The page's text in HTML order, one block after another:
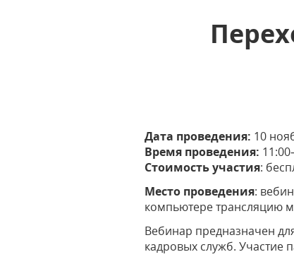
Дата проведения: 10
Время проведения:
Стоимость участия:
Место проведения:
компьютере трансляцию
Вебинар предназначен
кадровых служб. Участие